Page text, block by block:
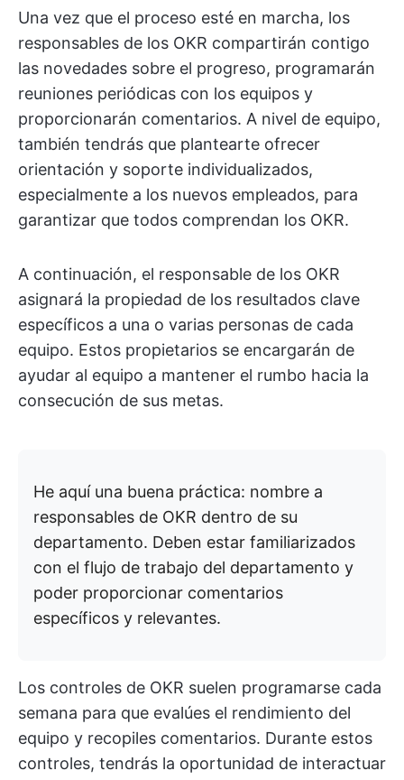
Una vez que el proceso esté en marcha, los
responsables de los OKR compartirán contigo
las novedades sobre el progreso, programarán
reuniones periódicas con los equipos y
proporcionarán comentarios. A nivel de equipo,
también tendrás que plantearte ofrecer
orientación y soporte individualizados,
especialmente a los nuevos empleados, para
garantizar que todos comprendan los OKR.
A continuación, el responsable de los OKR
asignará la propiedad de los resultados clave
específicos a una o varias personas de cada
equipo. Estos propietarios se encargarán de
ayudar al equipo a mantener el rumbo hacia la
consecución de sus metas.
He aquí una buena práctica: nombre a
responsables de OKR dentro de su
departamento. Deben estar familiarizados
con el flujo de trabajo del departamento y
poder proporcionar comentarios
específicos y relevantes.
Los controles de OKR suelen programarse cada
semana para que evalúes el rendimiento del
equipo y recopiles comentarios. Durante estos
controles, tendrás la oportunidad de interactuar